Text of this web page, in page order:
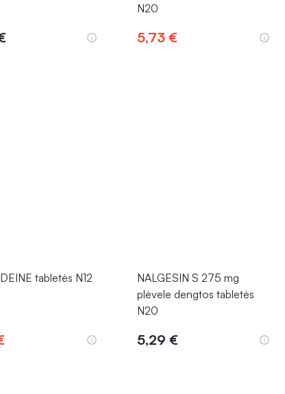
N20
5,73 €
tabletės N12
NALGESIN S 275 mg
plėvele dengtos tabletės
N20
5,29 €